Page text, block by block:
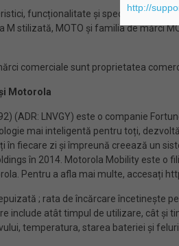
funcționalitate și specificații ale
M stilizată, MOTO și familia de mărci
comerciale sunt proprietatea
Motorola
(ADR: LNVGY) este o companie
mai inteligentă pentru toți,
în fiecare zi și împreună creează un
în 2014. Motorola Mobility este
Pentru a afla mai multe, accesați
; rata de încărcare încetinește
include atât timpul de utilizare, cât și
temperatura, starea bateriei și
http://